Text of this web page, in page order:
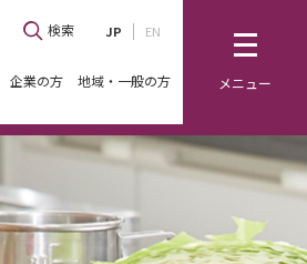
メニュー
検索 JP EN
企業の方 地域・一般の方